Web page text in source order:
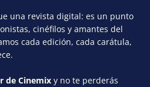
una revista digital: es un punto
cinéfilos y amantes del
cada edición, cada carátula,
de Cinemix y no te perderás